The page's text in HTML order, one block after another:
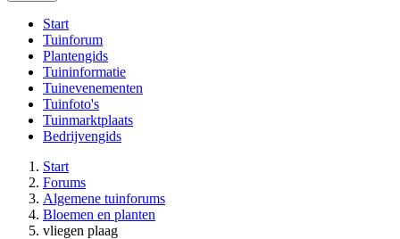
Start
Tuinforum
Plantengids
Tuininformatie
Tuinevenementen
Tuinfoto's
Tuinmarktplaats
Bedrijvengids
Start
Forums
Algemene tuinforums
Bloemen en planten
vliegen plaag